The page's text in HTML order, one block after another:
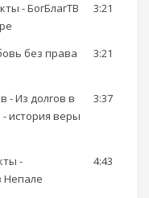
- БогБлагТВ
3:21
без права
3:21
- Из долгов в
- история веры
3:37
-
Непале
4:43